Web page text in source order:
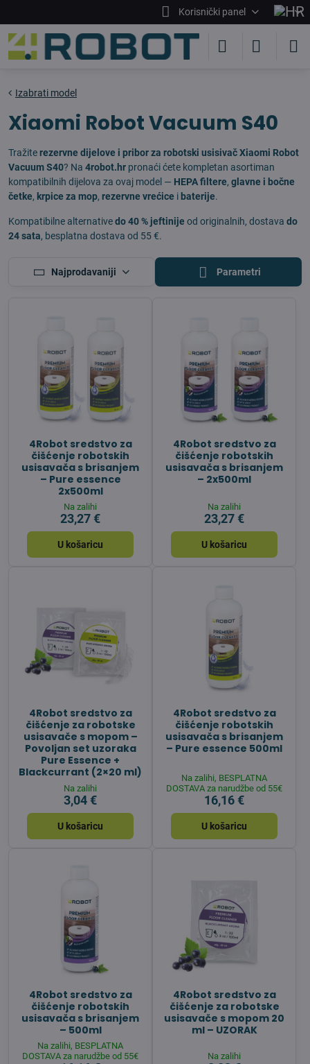
Korisnički panel
Izabrati model
Xiaomi Robot Vacuum S40
Tražiterezervne dijelove i pribor za robotski usisivač Xiaomi Robot
Vacuum S40? Na 4robot.hr pronaći ćete kompletan asortiman
kompatibilnih dijelova za ovaj model — HEPA filtere, glavne i bočne
četke, krpice za mop, rezervne vrećice i baterije.
Kompatibilne alternativedo 40 % jeftinije od originalnih, dostava do
24 sata, besplatna dostava od 55 €.
Najprodavaniji Parametri
4Robot sredstvo za
čišćenje robotskih
usisavača s brisanjem
– Pure essence
2x500ml
Na zalihi
23,27 €
U košaricu
4Robot sredstvo za
čišćenje robotskih
usisavača s brisanjem
– 2x500ml
Na zalihi
23,27 €
U košaricu
4Robot sredstvo za
čišćenje za robotske
usisavače s mopom –
Povoljan set uzoraka
Pure Essence +
Blackcurrant (2×20 ml)
Na zalihi
3,04 €
U košaricu
4Robot sredstvo za
čišćenje robotskih
usisavača s brisanjem
– Pure essence 500ml
Na zalihi, BESPLATNA
DOSTAVA za narudžbe od 55€
16,16 €
U košaricu
4Robot sredstvo za
čišćenje robotskih
usisavača s brisanjem
– 500ml
Na zalihi, BESPLATNA
DOSTAVA za narudžbe od 55€
4Robot sredstvo za
čišćenje za robotske
usisavače s mopom 20
ml – UZORAK
Na zalihi